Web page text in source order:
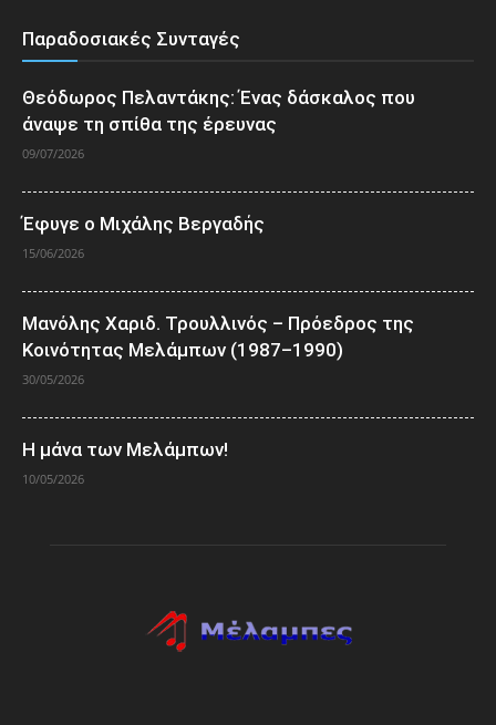
Παραδοσιακές Συνταγές
Θεόδωρος Πελαντάκης: Ένας δάσκαλος που
άναψε τη σπίθα της έρευνας
09/07/2026
Έφυγε ο Μιχάλης Βεργαδής
15/06/2026
Μανόλης Χαριδ. Τρουλλινός – Πρόεδρος της
Κοινότητας Μελάμπων (1987–1990)
30/05/2026
Η μάνα των Μελάμπων!
10/05/2026